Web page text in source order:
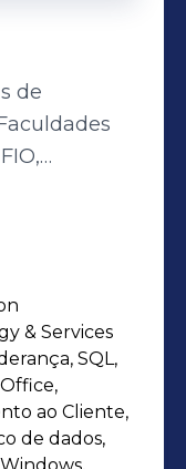
de
-
Braz e
em
a
em
& Services
SQL,
ao Cliente,
de dados,